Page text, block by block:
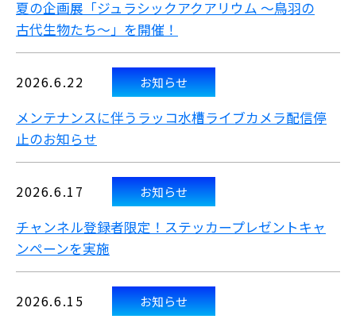
夏の企画展「ジュラシックアクアリウム ～鳥羽の
古代生物たち～」を開催！
2026.6.22 お知らせ
メンテナンスに伴うラッコ水槽ライブカメラ配信停
止のお知らせ
2026.6.17 お知らせ
チャンネル登録者限定！ステッカープレゼントキャ
ンペーンを実施
2026.6.15 お知らせ